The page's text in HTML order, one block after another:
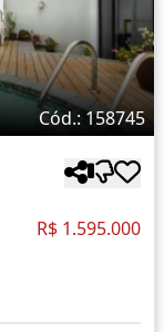
Cód.: 158745
R$ 1.595.000